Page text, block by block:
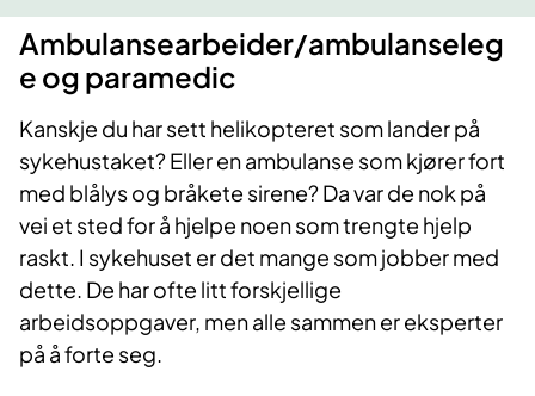
Ambulansearbeider/ambulanseleg
e og paramedic
Kanskje du har sett helikopteret som lander på
sykehustaket? Eller en ambulanse som kjører fort
med blålys og bråkete sirene? Da var de nok på
vei et sted for å hjelpe noen som trengte hjelp
raskt. I sykehuset er det mange som jobber med
dette. De har ofte litt forskjellige
arbeidsoppgaver, men alle sammen er eksperter
på å forte seg.